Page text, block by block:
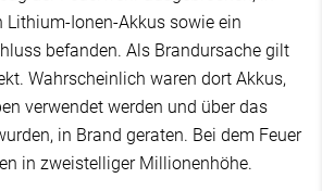
Lithium-Ionen-Akkus sowie ein
befanden. Als Brandursache gilt
Wahrscheinlich waren dort Akkus,
verwendet werden und über das
in Brand geraten. Bei dem Feuer
in zweistelliger Millionenhöhe.